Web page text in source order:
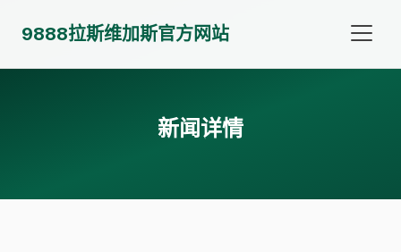
9888拉斯维加斯官方网站
新闻详情